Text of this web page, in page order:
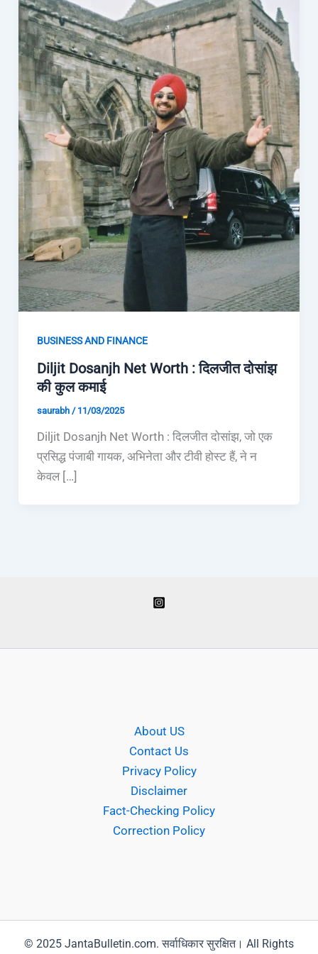
BUSINESS AND FINANCE
Diljit Dosanjh Net Worth : दिलजीत दोसांझ
की कुल कमाई
saurabh / 11/03/2025
Diljit Dosanjh Net Worth : दिलजीत दोसांझ, जो एक
प्रसिद्ध पंजाबी गायक, अभिनेता और टीवी होस्ट हैं, ने न
केवल […]
About US
Contact Us
Privacy Policy
Disclaimer
Fact-Checking Policy
Correction Policy
© 2025 JantaBulletin.com. सर्वाधिकार सुरक्षित। All Rights